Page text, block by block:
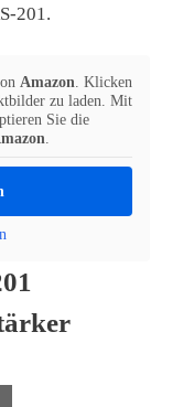
201.
Amazon. Klicken
zu laden. Mit
Sie die
.